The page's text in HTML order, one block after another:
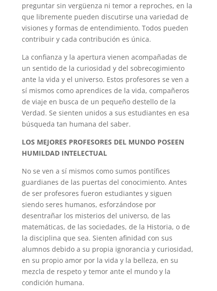
preguntar sin vergüenza ni temor a reproches, en la
que libremente pueden discutirse una variedad de
visiones y formas de entendimiento. Todos pueden
contribuir y cada contribución es única.
La confianza y la apertura vienen acompañadas de
un sentido de la curiosidad y del sobrecogimiento
ante la vida y el universo. Estos profesores se ven a
sí mismos como aprendices de la vida, compañeros
de viaje en busca de un pequeño destello de la
Verdad. Se sienten unidos a sus estudiantes en esa
búsqueda tan humana del saber.
LOS MEJORES PROFESORES DEL MUNDO POSEEN
HUMILDAD INTELECTUAL
No se ven a sí mismos como sumos pontífices
guardianes de las puertas del conocimiento. Antes
de ser profesores fueron estudiantes y siguen
siendo seres humanos, esforzándose por
desentrañar los misterios del universo, de las
matemáticas, de las sociedades, de la Historia, o de
la disciplina que sea. Sienten afinidad con sus
alumnos debido a su propia ignorancia y curiosidad,
en su propio amor por la vida y la belleza, en su
mezcla de respeto y temor ante el mundo y la
condición humana.